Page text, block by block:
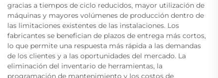
gracias a tiempos de ciclo reducidos, mayor utilización de
máquinas y mayores volúmenes de producción dentro de
las limitaciones existentes de las instalaciones. Los
fabricantes se benefician de plazos de entrega más cortos,
lo que permite una respuesta más rápida a las demandas
de los clientes y a las oportunidades del mercado. La
eliminación del inventario de herramientas, la
programación de mantenimiento y los costos de